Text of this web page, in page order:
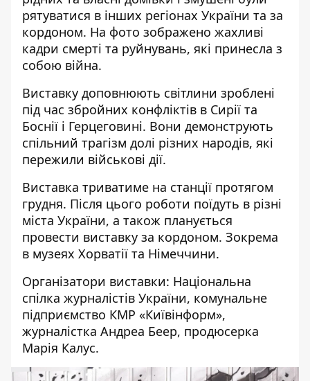
рятуватися в інших регіонах України та за
кордоном. На фото зображено жахливі
кадри смерті та руйнувань, які принесла з
собою війна.
Виставку доповнюють світлини зроблені
під час збройних конфліктів в Сирії та
Боснії і Герцеговині. Вони демонструють
спільний трагізм долі різних народів, які
пережили військові дії.
Виставка триватиме на станції протягом
грудня. Після цього роботи поїдуть в різні
міста України, а також планується
провести виставку за кордоном. Зокрема
в музеях Хорватії та Німеччини.
Організатори виставки: Національна
спілка журналістів України, комунальне
підприємство КМР «Київінформ»,
журналістка Андреа Беер, продюсерка
Марія Калус.